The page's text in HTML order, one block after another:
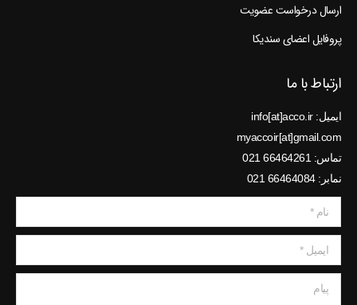
ارسال درخواست عضویت
پروفایل اعضای سندیکا
ارتباط با ما
ایمیل: info[at]acco.ir
myaccoir[at]gmail.com
تماس: 66464261 021
نمابر: 66464084 021
نام *
ایمیل *